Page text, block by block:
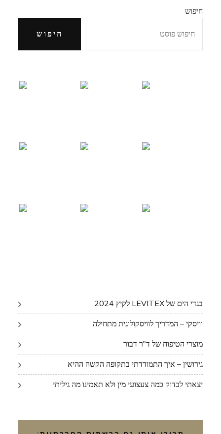
חיפוש
חיפוש
בגדי הים של LEVITEX לקיץ 2024
וויסקי – המדריך לוויסקולוגית מתחילה
מוצרי הטיפוח של ד"ר דבור
גירושין – איך התמודדתי בתקופה הקשה ההיא
יצאתי לבדוק כמה צעצועי מין ולא תאמינו מה גיליתי